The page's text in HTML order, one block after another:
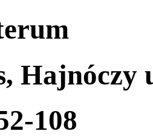
, Hajnóczy
108